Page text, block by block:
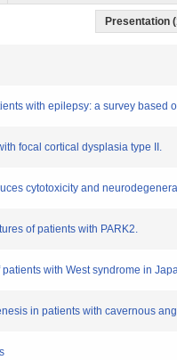
Presentation
with epilepsy: a survey
focal cortical dysplasia type II.
cytotoxicity and
of patients with PARK2.
with West syndrome in
in patients with cavernous